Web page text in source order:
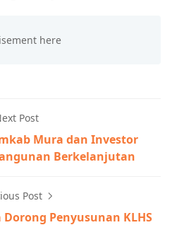
Post
Mura dan Investor
Berkelanjutan
Post
Penyusunan KLHS